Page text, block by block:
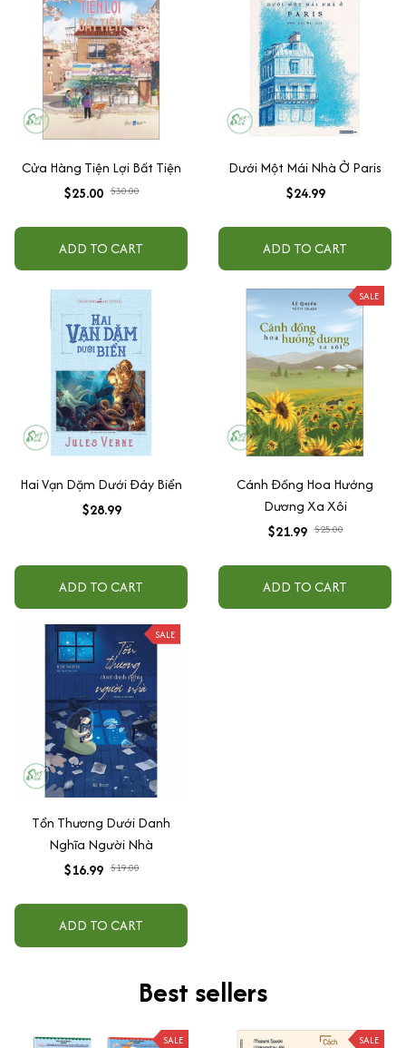
Cửa Hàng Tiện Lợi Bất Tiện
$25.00 $30.00
ADD TO CART
Dưới Một Mái Nhà Ở Paris
$24.99
ADD TO CART
Hai Vạn Dặm Dưới Đáy Biển
$28.99
ADD TO CART
SALE
Cánh Đồng Hoa Hướng
Dương Xa Xôi
$21.99 $25.00
ADD TO CART
SALE
Tổn Thương Dưới Danh
Nghĩa Người Nhà
$16.99 $19.00
ADD TO CART
Best sellers
SALE SALE